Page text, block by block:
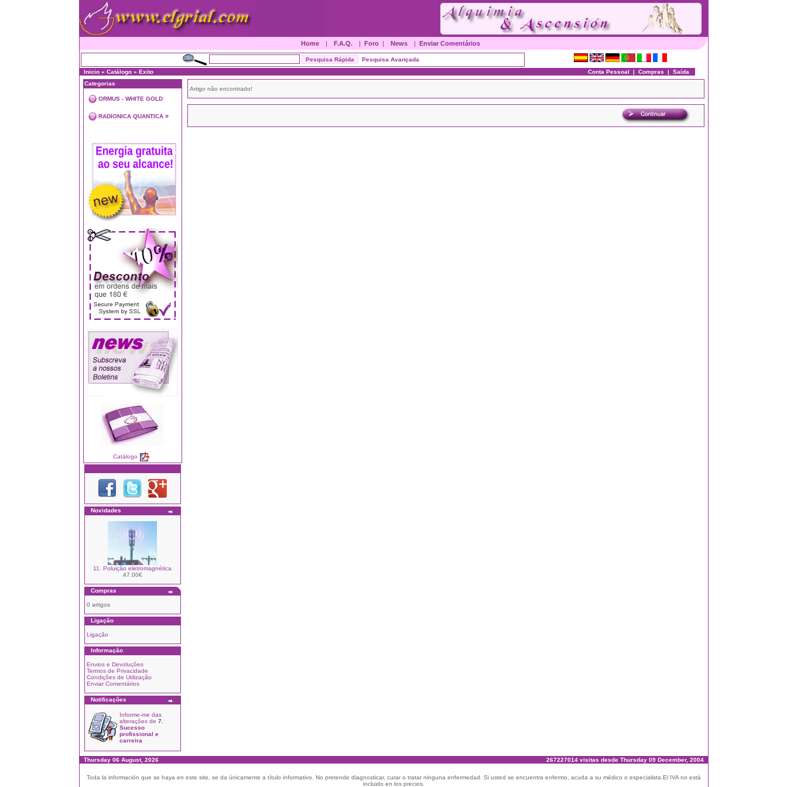
Home | F.A.Q. | Foro| News | Enviar Comentários
Pesquisa Avançada
Inicio» Catálogo» Exito Conta Pessoal | Compras | Saída
Categorias
ORMUS - WHITE GOLD
RADIONICA QUANTICA»
Catálogo
Novidades
11. Poluição eletromagnética
47.00€
Compras
0 artigos
Ligação
Ligação
Informação
Envios e Devoluções
Termos de Privacidade
Condições de Utilização
Enviar Comentários
Notificações
Informe-me das
alterações de 7.
Sucesso
profissional e
carreira
Artigo não encontrado!
Thursday 06 August, 2026 267227014 visitas desde Thursday 09 December, 2004
Toda la información que se haya en este site, se da únicamente a título informativo. No pretende diagnosticar, curar o tratar ninguna enfermedad. Si usted se encuentra enfermo, acuda a su médico o especialista.El IVA no está
incluido en los precios.